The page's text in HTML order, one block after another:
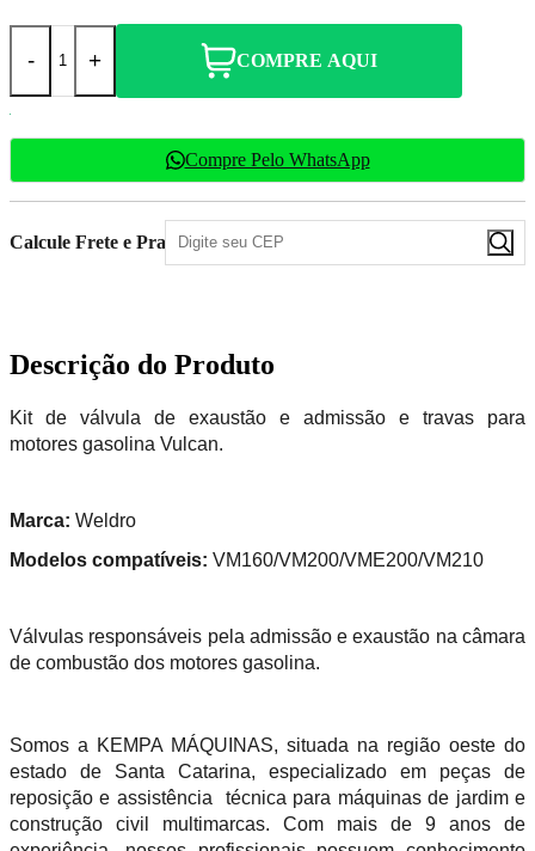
- + COMPRE AQUI
Compre Pelo WhatsApp
Calcule Frete e Prazo
Descrição do Produto
Kit de válvula de exaustão e admissão e travas para
motores gasolina Vulcan.
Marca: Weldro
Modelos compatíveis: VM160/VM200/VME200/VM210
Válvulas responsáveis pela admissão e exaustão na câmara
de combustão dos motores gasolina.
Somos a KEMPA MÁQUINAS, situada na região oeste do
estado de Santa Catarina, especializado em peças de
reposição e assistência técnica para máquinas de jardim e
construção civil multimarcas. Com mais de 9 anos de